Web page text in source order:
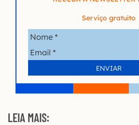
Serviço gratuito
LEIA MAIS: